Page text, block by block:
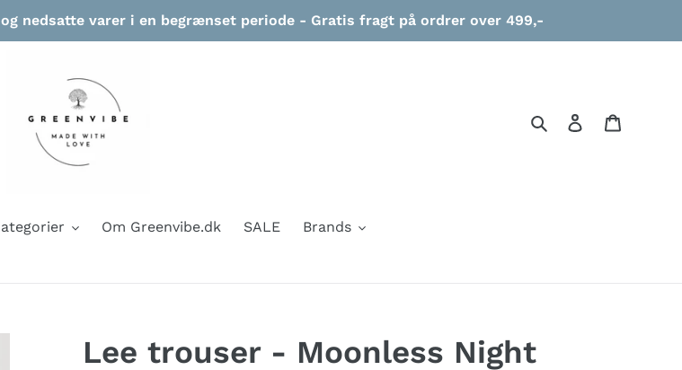
nedsatte varer i en begrænset periode - Gratis fragt på ordrer over 499,-
Søg Log ind
Om Greenvibe.dk SALE Brands
Lee trouser - Moonless Night